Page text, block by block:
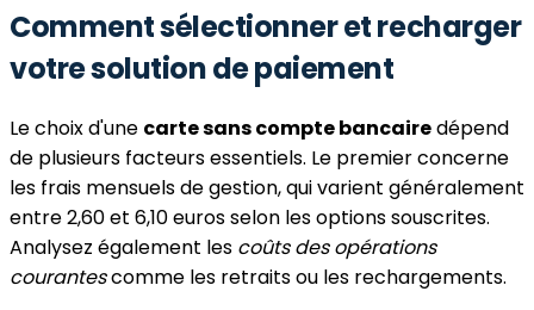
Comment sélectionner et recharger
votre solution de paiement
Le choix d'une carte sans compte bancairedépend
de plusieurs facteurs essentiels. Le premier concerne
les frais mensuels de gestion, qui varient généralement
entre 2,60 et 6,10 euros selon les options souscrites.
Analysez également les coûts des opérations
courantescomme les retraits ou les rechargements.